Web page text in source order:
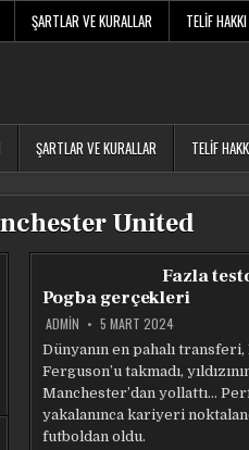
ŞARTLAR VE KURALLAR TELIF HAKKI
ŞARTLAR VE KURALLAR TELIF
United
Fazla
Pogba gerçekleri
ADMIN 5 MART 2024
Dünyanın en pahalı transferi,
Ferguson’u takmadı,
Manchester’dan yollattı…
yakalanınca kariyeri
futboldan oldu.